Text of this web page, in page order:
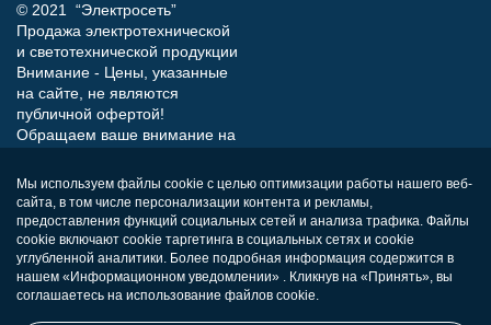
© 2021 “Электросеть”
Продажа электротехнической
и светотехнической продукции
Внимание - Цены, указанные
на сайте, не являются
публичной офертой!
Обращаем ваше внимание на
носит исключительно
информационный характер и
ни при каких условиях не
является публичной офертой,
определяемой положениями
Статьи 437 (п.2) Гражданского
кодекса РФ.
Мы используем файлы cookie с целью оптимизации работы нашего веб-
сайта, в том числе персонализации контента и рекламы,
предоставления функций социальных сетей и анализа трафика. Файлы
cookie включают cookie таргетинга в социальных сетях и cookie
углубленной аналитики. Более подробная информация содержится в
нашем «Информационном уведомлении» . Кликнув на «Принять», вы
соглашаетесь на использование файлов cookie.